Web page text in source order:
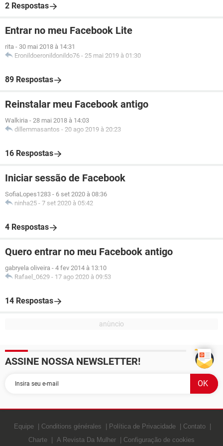
2 Respostas
Entrar no meu Facebook Lite
rita - 30 mai 2018 à 14:31
Eronildoeronildonildo76 - 25 mai 2019 à 01:30
89 Respostas
Reinstalar meu Facebook antigo
Walkiria - 28 mai 2018 à 14:03
dillemmasantos - 20 ago 2019 à 20:23
16 Respostas
Iniciar sessão de Facebook
SofiaLopes1283 - 6 set 2020 à 08:36
ninha25 - 7 set 2020 à 05:42
4 Respostas
Quero entrar no meu Facebook antigo
gabryela oliveira - 4 fev 2014 à 13:10
Rafael_0629 - 17 ago 2020 à 09:53
14 Respostas
ASSINE NOSSA NEWSLETTER!
Equipe Conditions générales Política de Privacidade
Contato
Charte
A Revista Da Mulher Configuração de cookies